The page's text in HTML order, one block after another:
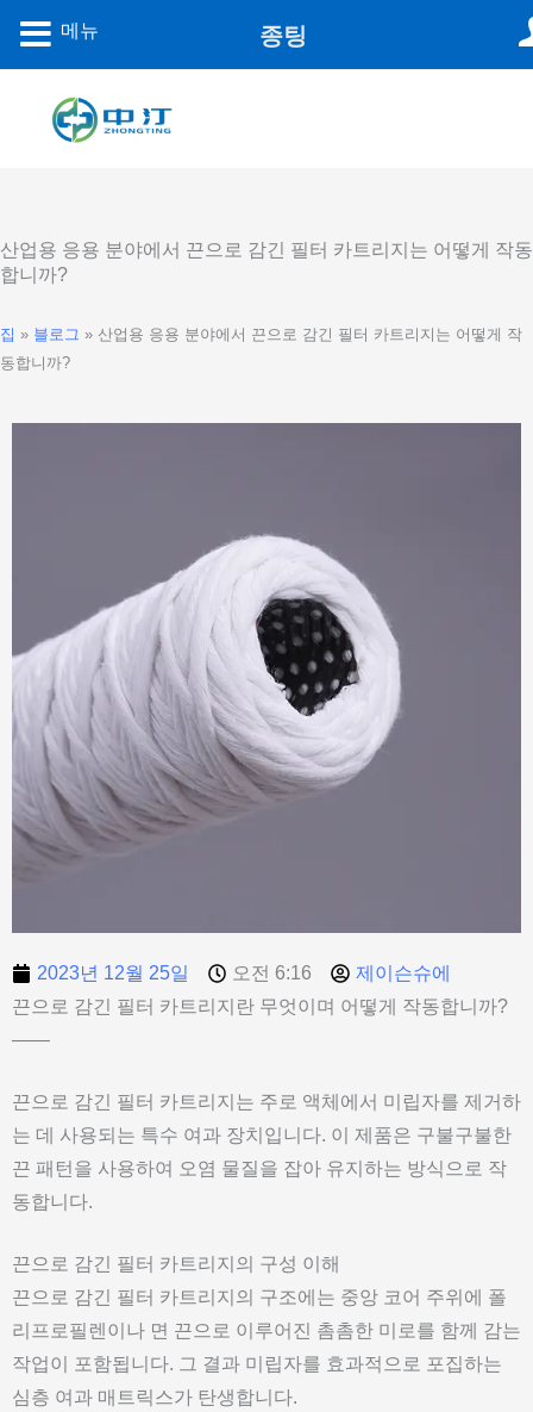
기
산업용 응용 분야에서 끈으로 감긴 필터 카트리지는 어떻게 작동
합니까?
집 » 블로그 » 산업용 응용 분야에서 끈으로 감긴 필터 카트리지는 어떻게 작
동합니까?
2023년 12월 25일 오전 6:16
제이슨슈에
끈으로 감긴 필터 카트리지란 무엇이며 어떻게 작동합니까?
——
끈으로 감긴 필터 카트리지는 주로 액체에서 미립자를 제거하
는 데 사용되는 특수 여과 장치입니다. 이 제품은 구불구불한
끈 패턴을 사용하여 오염 물질을 잡아 유지하는 방식으로 작
동합니다.
끈으로 감긴 필터 카트리지의 구성 이해
끈으로 감긴 필터 카트리지의 구조에는 중앙 코어 주위에 폴
리프로필렌이나 면 끈으로 이루어진 촘촘한 미로를 함께 감는
작업이 포함됩니다. 그 결과 미립자를 효과적으로 포집하는
심층 여과 매트릭스가 탄생합니다.
메뉴 종팅